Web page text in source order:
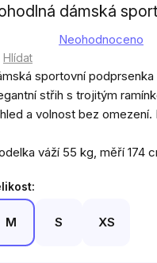
dámská
Neohodnoceno
Hlídat
sportovní
střih s trojitým
a volnost bez
váží 55 kg, měří 174
M S XS